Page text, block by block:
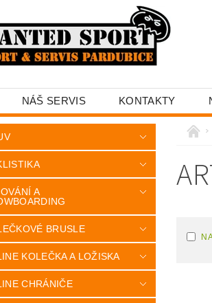
NÁŠ SERVIS KONTAKTY
A
BRUSLE
KOLEČKA A LOŽISKA
CHRÁNIČE